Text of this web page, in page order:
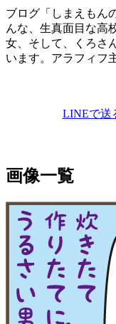
ブログ「しまえもん
んな、生真面目な高
女、そして、くろさ
います。アラフィフ
LINEで送
画像一覧